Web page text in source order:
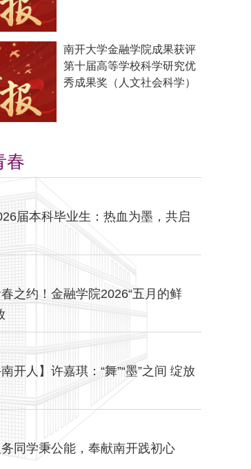
南开大学金融学院成果获评
第十届高等学校科学研究优
秀成果奖（人文社会科学）
春
届本科毕业生：热血为墨，共启
之约！金融学院2026“五月的鲜
南开人】许嘉琪：“舞”“墨”之间 绽放
同学秉公能，奉献南开践初心